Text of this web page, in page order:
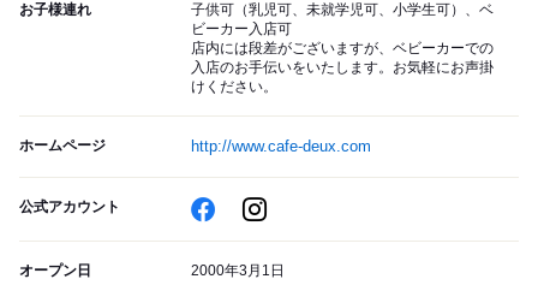
お子様連れ
子供可（乳児可、未就学児可、小学生可）、ベ
ビーカー入店可
店内には段差がございますが、ベビーカーでの
入店のお手伝いをいたします。お気軽にお声掛
けください。
ホームページ http://www.cafe-deux.com
公式アカウント
オープン日 2000年3月1日